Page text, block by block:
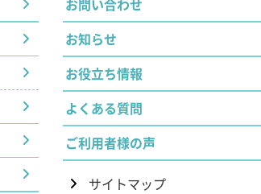
お知らせ
お役立ち情報
よくある質問
ご利用者様の声
サイトマップ